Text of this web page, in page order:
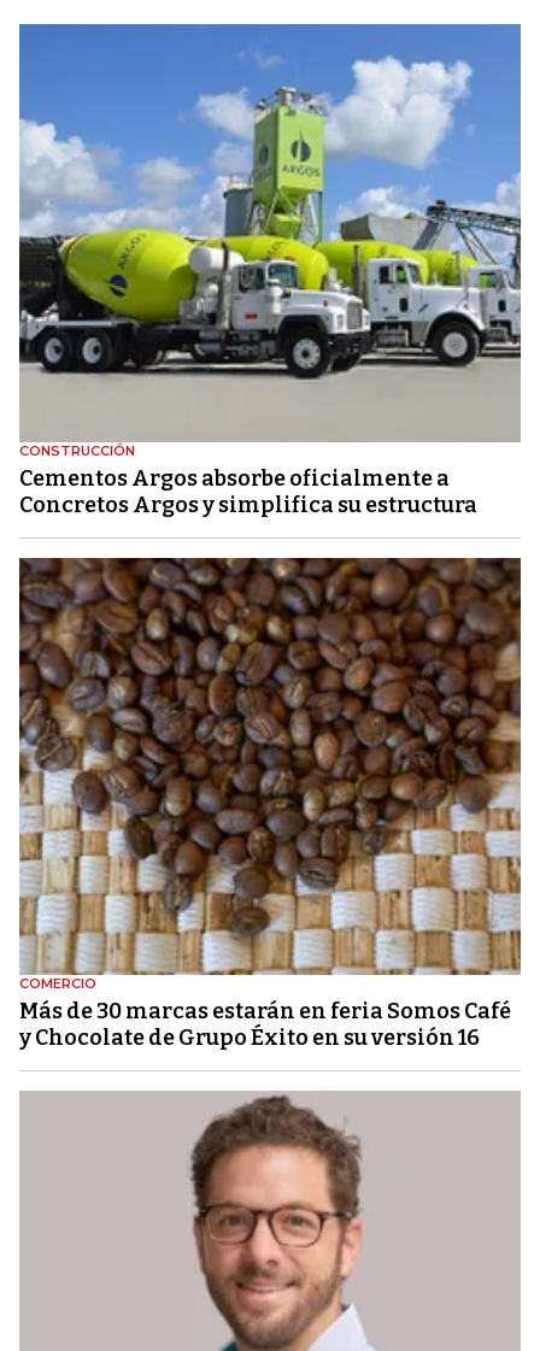
CONSTRUCCIÓN
Cementos Argos absorbe oficialmente a
Concretos Argos y simplifica su estructura
COMERCIO
Más de 30 marcas estarán en feria Somos Café
y Chocolate de Grupo Éxito en su versión 16